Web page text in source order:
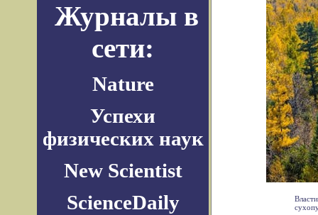
Журналы в
сети:
Nature
Успехи
физических наук
New Scientist
ScienceDaily